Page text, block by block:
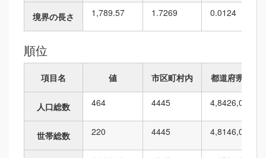
境界の長さ 1,789.57 1.7269 0.0124
順位
項目名 値 市区町村内 都道府県内
人口総数 464 4445 4,8426,010
世帯総数 220 4445 4,8146,010